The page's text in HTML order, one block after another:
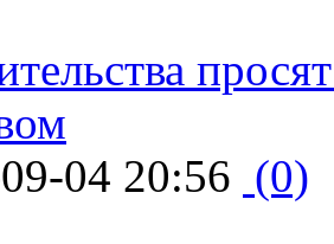
04 20:56 (0)